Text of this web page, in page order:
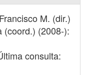
M. (dir.)
(coord.) (2008-):
consulta: